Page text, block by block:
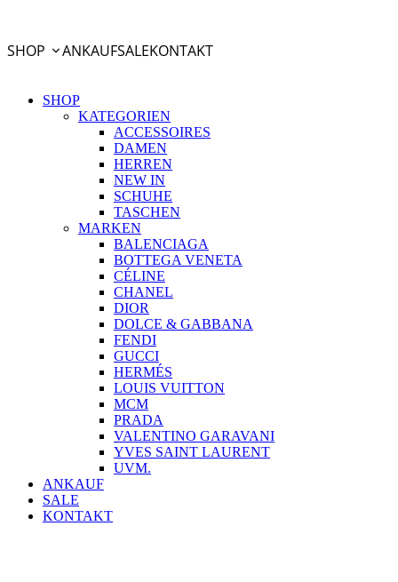
SHOP ANKAUFSALEKONTAKT
SHOP
KATEGORIEN
ACCESSOIRES
DAMEN
HERREN
NEW IN
SCHUHE
TASCHEN
MARKEN
BALENCIAGA
BOTTEGA VENETA
CÉLINE
CHANEL
DIOR
DOLCE & GABBANA
FENDI
GUCCI
HERMÉS
LOUIS VUITTON
MCM
PRADA
VALENTINO GARAVANI
YVES SAINT LAURENT
UVM.
ANKAUF
SALE
KONTAKT